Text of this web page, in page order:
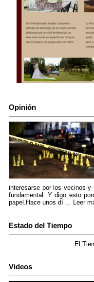
Opinión
interesarse por los vecinos y
fundamental. Y digo esto
papel.Hace unos dí ... Leer
Estado del Tiempo
El
Videos